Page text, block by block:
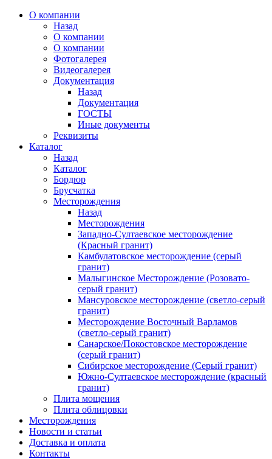
О компании
Назад
О компании
О компании
Фотогалерея
Видеогалерея
Документация
Назад
Документация
ГОСТЫ
Иные документы
Реквизиты
Каталог
Назад
Каталог
Бордюр
Брусчатка
Месторождения
Назад
Месторождения
Западно-Султаевское месторождение
(Красный гранит)
Камбулатовское месторождение (cерый
гранит)
Малыгинское Месторождение (Розовато-
серый гранит)
Мансуровское месторождение (светло-серый
гранит)
Месторождение Восточный Варламов
(светло-серый гранит)
Санарское/Покостовское месторождение
(серый гранит)
Сибирское месторождение (Серый гранит)
Южно-Султаевское месторождение (красный
гранит)
Плита мощения
Плита облицовки
Месторождения
Новости и статьи
Доставка и оплата
Контакты